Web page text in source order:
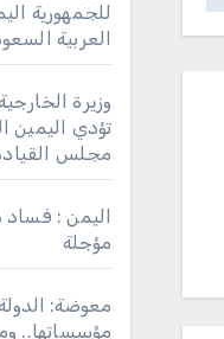
للجمهورية
العربية
وزيرة
تؤدي اليمين
مجلس
اليمن : فساد
مؤجلة
معوضة:
مؤسساتها..